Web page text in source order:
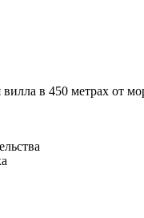
в 450 метрах от